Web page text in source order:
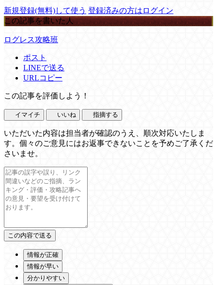
新規登録(無料)して使う 登録済みの方はログイン
この記事を書いた人
ログレス攻略班
ポスト
LINEで送る
URLコピー
この記事を評価しよう！
イマイチ いいね 指摘する
いただいた内容は担当者が確認のうえ、順次対応いたしま
す。個々のご意見にはお返事できないことを予めご了承くだ
さいませ。
情報が正確
情報が早い
分かりやすい